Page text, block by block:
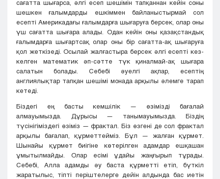
сағатта шығарса, әлгі есеп шешімін тапқаннан кейін соны
шешкен ғалымдарды ешкіммен байланыстырмай сол
есепті Америкадағы ғалымдарға шығаруға берсек, олар оны
үш сағатта шығара алады. Одан кейін оны қазақстандық
ғалымдарға шығартсақ олар оны бір сағатта-ақ шығаруға
қол жеткізеді. Осылай жалғастыра берсек әлгі есепті кез-
келген математик әп-сәтте түк қиналмай-ақ шығара
салатын болады. Себебі әуелгі ақпар, есептің
англиялықтар тапқан шешімі монада арқылы әлемге тарап
кетеді.
Біздегі ең басты кемшілік — өзімізді бағалай
алмауымызда. Дұрысы — танымауымызда. Біздің
түсінігіміздегі өзіміз — фрактал. Біз өзгені де сол фрактал
арқылы бағалап, құрметтейміз. Бұл — жалған құрмет.
Шынайы құрмет биігіне көтерілген адамдар ешқашан
ұмытылмайды. Олар есімі ұдайы жаңғырып тұрады.
Себебі, Алла адамды әу баста құрметті етіп, бүткіл
жаратылыс, тіпті періштелерге дейін алдында бас иетін